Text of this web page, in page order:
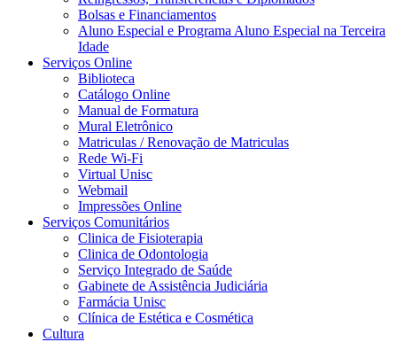
Bolsas e Financiamentos
Aluno Especial e Programa Aluno Especial na Terceira
Idade
Serviços Online
Biblioteca
Catálogo Online
Manual de Formatura
Mural Eletrônico
Matriculas / Renovação de Matriculas
Rede Wi-Fi
Virtual Unisc
Webmail
Impressões Online
Serviços Comunitários
Clinica de Fisioterapia
Clinica de Odontologia
Serviço Integrado de Saúde
Gabinete de Assistência Judiciária
Farmácia Unisc
Clínica de Estética e Cosmética
Cultura